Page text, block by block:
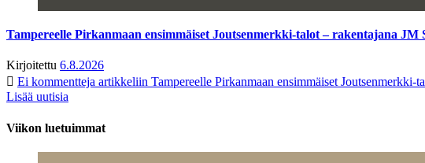
Tampereelle Pirkanmaan ensimmäiset Joutsenmerkki-talot – rakentajana JM
Kirjoitettu 6.8.2026
Ei kommentteja artikkeliin Tampereelle Pirkanmaan ensimmäiset Joutsenmerkki-
Lisää uutisia
Viikon luetuimmat